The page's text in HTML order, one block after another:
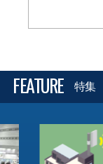
FEATURE 特集